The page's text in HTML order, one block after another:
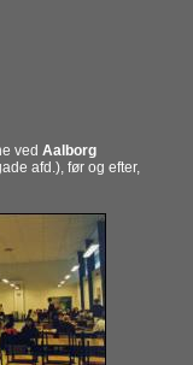
ved Aalborg
afd.), før og efter,